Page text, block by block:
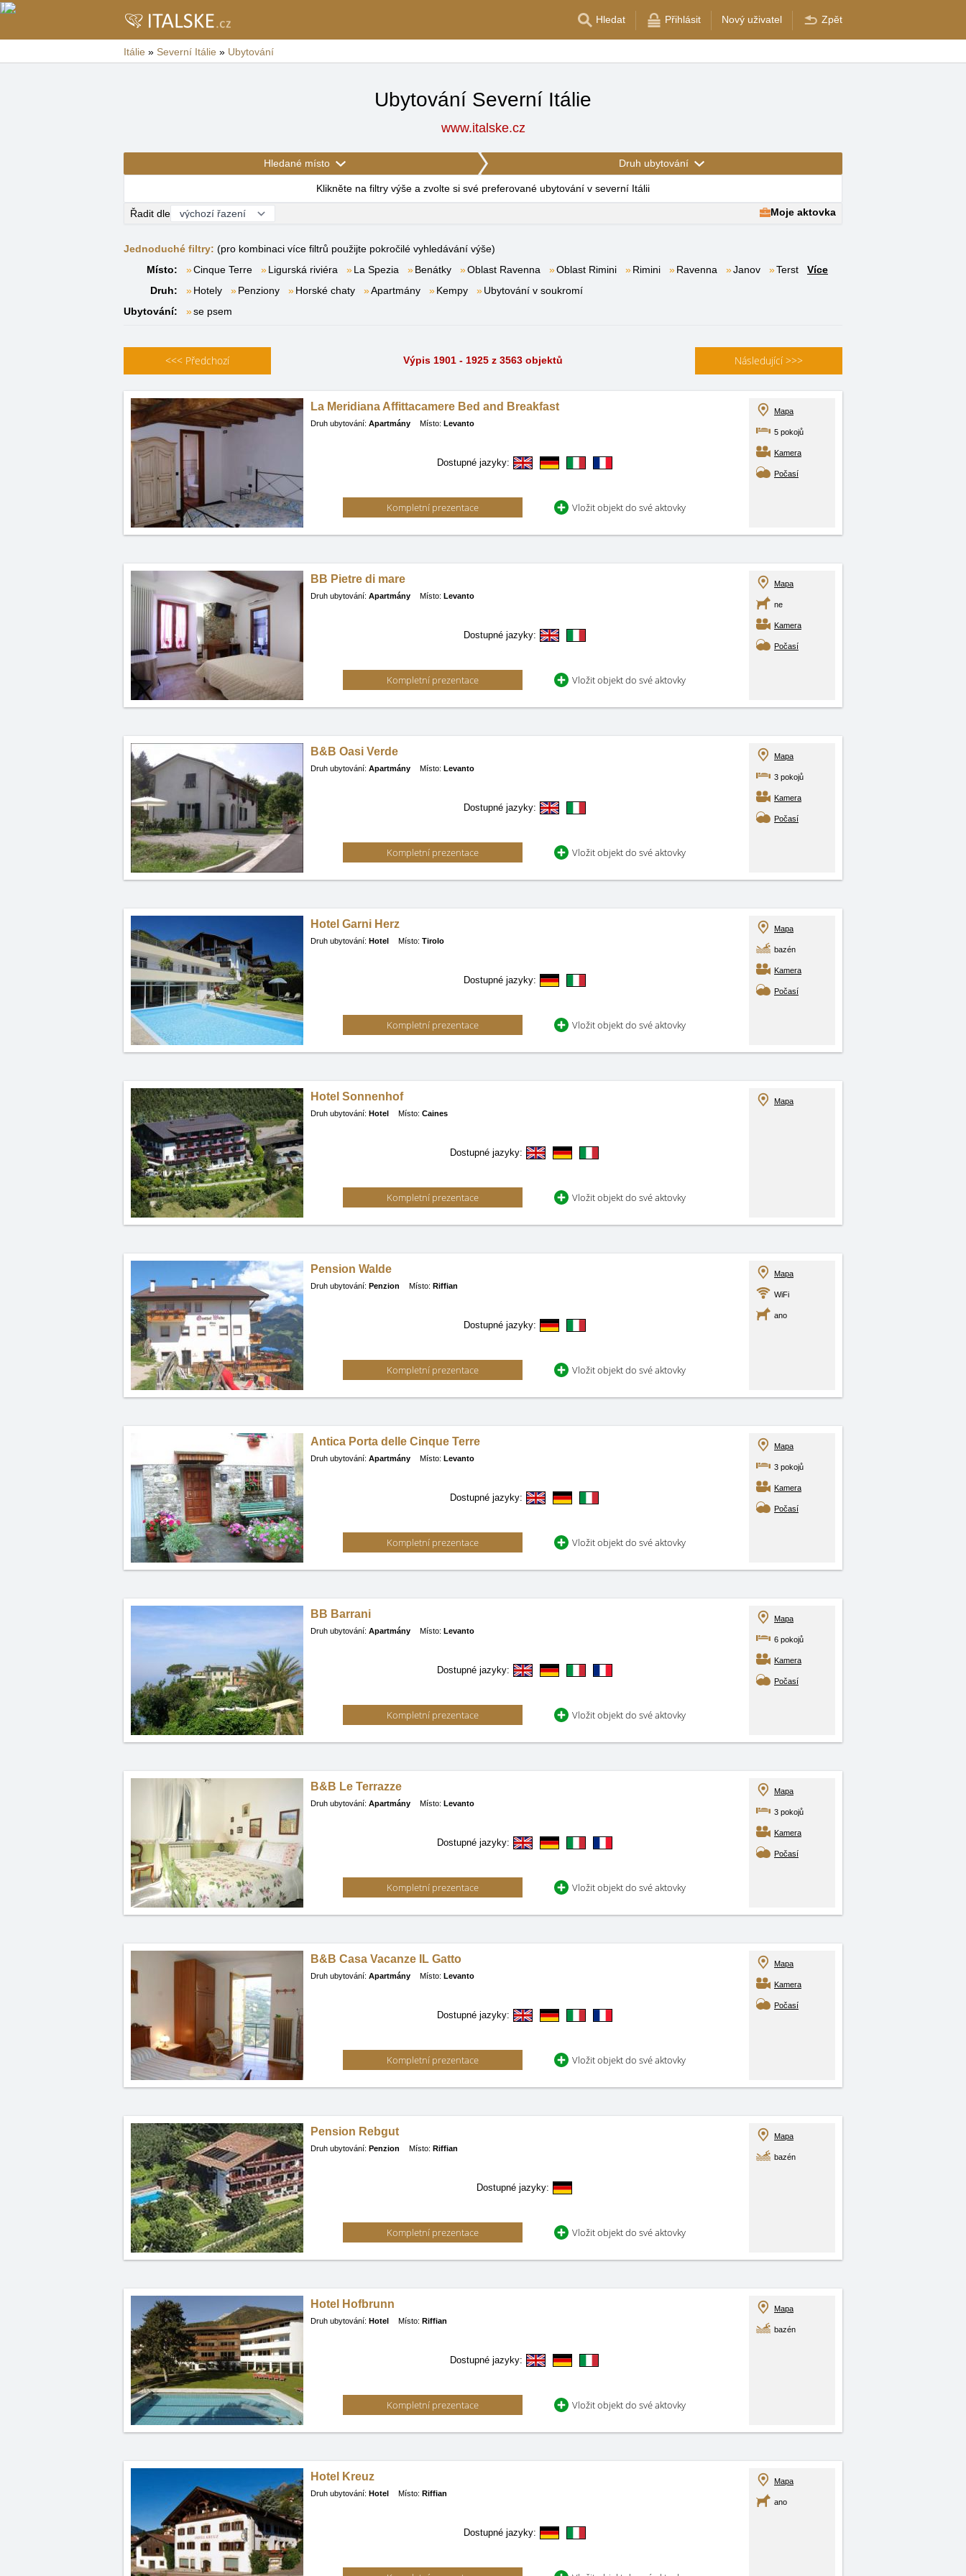
Hledat Přihlásit Nový uživatel Zpět
Itálie » Severní Itálie » Ubytování
Ubytování Severní Itálie
www.italske.cz
Hledané místo Druh ubytování
Klikněte na filtry výše a zvolte si své preferované ubytování v severní Itálii
Řadit dle Moje aktovka
Jednoduché filtry: (pro kombinaci více filtrů použijte pokročilé vyhledávání výše)
Místo:
Cinque Terre Ligurská riviéra La Spezia Benátky Oblast Ravenna Oblast Rimini Rimini Ravenna Janov Terst
Více
Druh:
Hotely Penziony Horské chaty Apartmány Kempy
Ubytování v soukromí
Ubytování:
se psem
<<< Předchozí Výpis 1901 - 1925 z 3563 objektů Následující>>>
La Meridiana Affittacamere Bed and Breakfast
Druh ubytování: Apartmány Místo: Levanto
Dostupné jazyky:
Kompletní prezentace Vložit objekt do své aktovky
Mapa
5 pokojů
Kamera
Počasí
BB Pietre di mare
Druh ubytování: Apartmány Místo: Levanto
Dostupné jazyky:
Kompletní prezentace Vložit objekt do své aktovky
Mapa
ne
Kamera
Počasí
B&B Oasi Verde
Druh ubytování: Apartmány Místo: Levanto
Dostupné jazyky:
Kompletní prezentace Vložit objekt do své aktovky
Mapa
3 pokojů
Kamera
Počasí
Hotel Garni Herz
Druh ubytování: Hotel Místo: Tirolo
Dostupné jazyky:
Kompletní prezentace Vložit objekt do své aktovky
Mapa
bazén
Kamera
Počasí
Hotel Sonnenhof
Druh ubytování: Hotel Místo: Caines
Dostupné jazyky:
Kompletní prezentace Vložit objekt do své aktovky
Mapa
Pension Walde
Druh ubytování: Penzion Místo: Riffian
Dostupné jazyky:
Kompletní prezentace Vložit objekt do své aktovky
Mapa
WiFi
ano
Antica Porta delle Cinque Terre
Druh ubytování: Apartmány Místo: Levanto
Dostupné jazyky:
Kompletní prezentace Vložit objekt do své aktovky
Mapa
3 pokojů
Kamera
Počasí
BB Barrani
Druh ubytování: Apartmány Místo: Levanto
Dostupné jazyky:
Kompletní prezentace Vložit objekt do své aktovky
Mapa
6 pokojů
Kamera
Počasí
B&B Le Terrazze
Druh ubytování: Apartmány Místo: Levanto
Dostupné jazyky:
Kompletní prezentace Vložit objekt do své aktovky
Mapa
3 pokojů
Kamera
Počasí
B&B Casa Vacanze IL Gatto
Druh ubytování: Apartmány Místo: Levanto
Dostupné jazyky:
Kompletní prezentace Vložit objekt do své aktovky
Mapa
Kamera
Počasí
Pension Rebgut
Druh ubytování: Penzion Místo: Riffian
Dostupné jazyky:
Kompletní prezentace Vložit objekt do své aktovky
Mapa
bazén
Hotel Hofbrunn
Druh ubytování: Hotel Místo: Riffian
Dostupné jazyky:
Kompletní prezentace Vložit objekt do své aktovky
Mapa
bazén
Hotel Kreuz
Druh ubytování: Hotel Místo: Riffian
Dostupné jazyky:
Mapa
ano